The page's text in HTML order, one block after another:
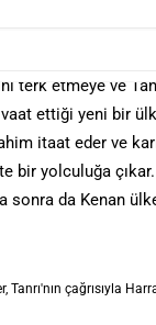
ikamet eden biri
terk etmeye ve
ettiği yeni bir
itaat eder ve
bir yolculuğa
sonra da Kenan
Tanrı'nın çağrısıyla